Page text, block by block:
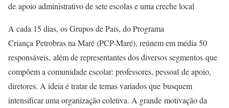
de apoio administrativo de sete escolas e uma creche local
A cada 15 dias, os Grupos de Pais, do Programa
Criança Petrobras na Maré (PCP-Maré), reúnem em média 50
responsáveis, além de representantes dos diversos segmentos que
compõem a comunidade escolar: professores, pessoal de apoio,
diretores. A ideia é tratar de temas variados que busquem
intensificar uma organização coletiva. A grande motivação da